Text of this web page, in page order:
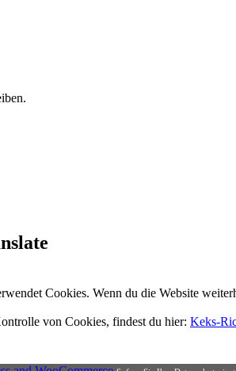
Cookies. Wenn du die Website
von Cookies, findest du hier: Keks-